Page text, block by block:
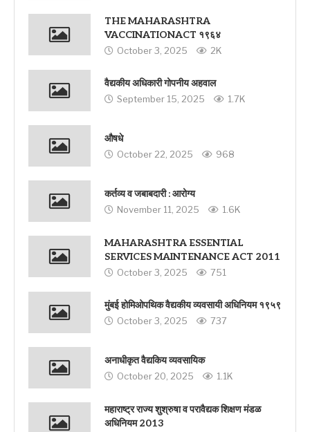
THE MAHARASHTRA
VACCINATIONACT १९६४
October 3, 2025 2K
वैद्यकीय अधिकारी गोपनीय अहवाल
September 15, 2025 1.7K
औषधे
October 22, 2025 968
कर्तव्य व जबाबदारी : आरोग्य
November 11, 2025 1.6K
MAHARASHTRA ESSENTIAL
SERVICES MAINTENANCE ACT 2011
October 3, 2025 751
मुंबई होमिओपथिक वैद्यकीय व्यवसायी अधिनियम १९५९
October 3, 2025 737
अनाधीकृत वैद्यकिय व्यवसायिक
October 20, 2025 1.1K
महाराष्ट्र राज्य शुश्रुषा व परावैद्यक शिक्षण मंडळ
अधिनियम 2013